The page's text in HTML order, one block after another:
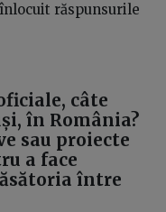
răspunsurile
câte
în România?
sau proiecte
a face
între